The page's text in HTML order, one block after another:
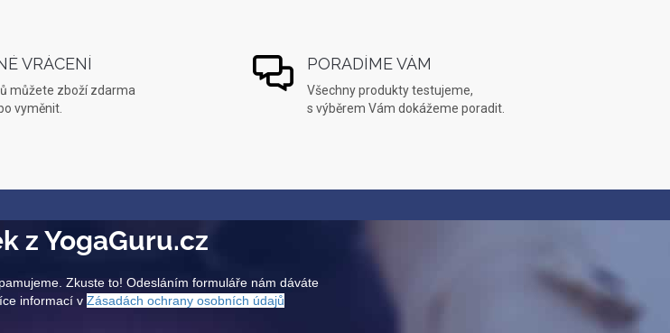
VRÁCENÍ
můžete zboží zdarma
vyměnit.
PORADÍME VÁM
Všechny produkty testujeme,
s výběrem Vám dokážeme poradit.
z YogaGuru.cz
Zkuste to! Odesláním formuláře nám dáváte
informací vZásadách ochrany osobních údajů